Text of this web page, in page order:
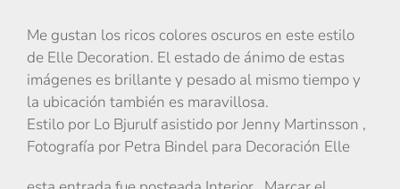
Me gustan los ricos colores oscuros en este estilo
de Elle Decoration. El estado de ánimo de estas
imágenes es brillante y pesado al mismo tiempo y
la ubicación también es maravillosa.
Estilo por Lo Bjurulf asistido por Jenny Martinsson ,
Fotografía por Petra Bindel para Decoración Elle